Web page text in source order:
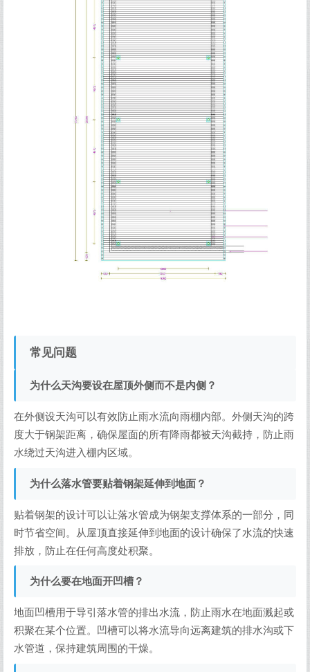
常见问题
为什么天沟要设在屋顶外侧而不是内侧？
在外侧设天沟可以有效防止雨水流向雨棚内部。外侧天沟的跨
度大于钢架距离，确保屋面的所有降雨都被天沟截持，防止雨
水绕过天沟进入棚内区域。
为什么落水管要贴着钢架延伸到地面？
贴着钢架的设计可以让落水管成为钢架支撑体系的一部分，同
时节省空间。从屋顶直接延伸到地面的设计确保了水流的快速
排放，防止在任何高度处积聚。
为什么要在地面开凹槽？
地面凹槽用于导引落水管的排出水流，防止雨水在地面溅起或
积聚在某个位置。凹槽可以将水流导向远离建筑的排水沟或下
水管道，保持建筑周围的干燥。